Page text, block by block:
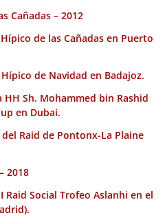
Cañadas – 2012
de las Cañadas en Puerto
de Navidad en Badajoz.
HH Sh. Mohammed bin Rashid
en Dubai.
Raid de Pontonx-La Plaine
2018
Raid Social Trofeo Aslanhi en el